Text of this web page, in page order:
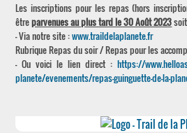
Les inscriptions pour les repas (hors
êtreparvenues au plus tard le 30 Août 2023
- Via notre site :www.traildelaplanete.fr
Rubrique Repas du soir / Repas pour les
- Ou voici le lien direct : https://
planete/evenements/repas-guinguette-de-la-